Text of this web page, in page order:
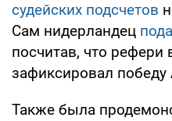
судейских подсчетов
Сам нидерландец
посчитав, что
зафиксировал победу
Также была